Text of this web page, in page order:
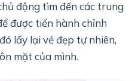
động tìm đến các trung
được tiến hành chỉnh
lấy lại vẻ đẹp tự nhiên,
mặt của mình.